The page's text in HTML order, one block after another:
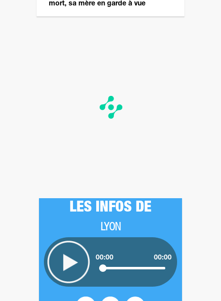
mort, sa mère en garde à vue
LES INFOS DE
LYON
00:00 00:00